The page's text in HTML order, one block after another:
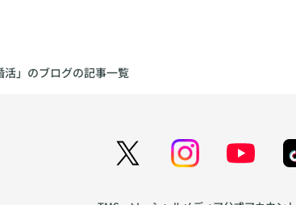
活」のブログの記事一覧